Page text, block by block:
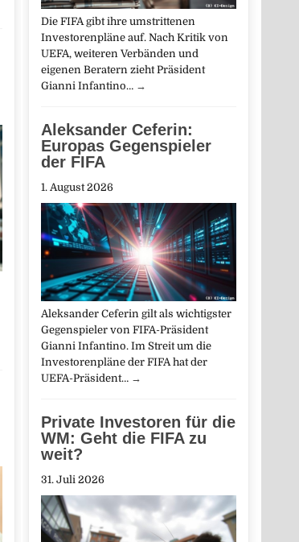
Die FIFA gibt ihre umstrittenen
Investorenpläne auf. Nach Kritik von
UEFA, weiteren Verbänden und
eigenen Beratern zieht Präsident
Gianni Infantino… →
Aleksander Ceferin:
Europas Gegenspieler
der FIFA
1. August 2026
Aleksander Ceferin gilt als wichtigster
Gegenspieler von FIFA-Präsident
Gianni Infantino. Im Streit um die
Investorenpläne der FIFA hat der
UEFA-Präsident… →
Private Investoren für die
WM: Geht die FIFA zu
weit?
31. Juli 2026